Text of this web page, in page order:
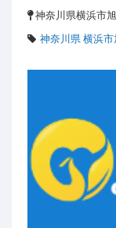
神奈川県横浜市
神奈川県 横浜